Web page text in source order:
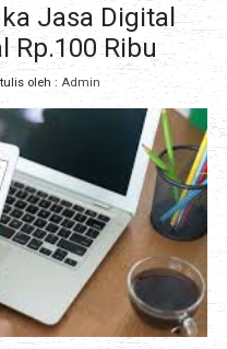
Jasa Digital
Rp.100 Ribu
oleh :Admin